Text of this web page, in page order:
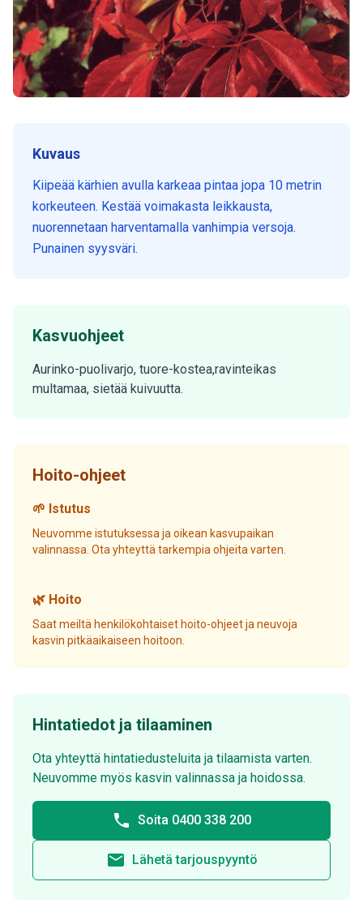
Kuvaus
Kiipeää kärhien avulla karkeaa pintaa jopa 10 metrin
korkeuteen. Kestää voimakasta leikkausta,
nuorennetaan harventamalla vanhimpia versoja.
Punainen syysväri.
Kasvuohjeet
Aurinko-puolivarjo, tuore-kostea,ravinteikas
multamaa, sietää kuivuutta.
Hoito-ohjeet
🌱 Istutus
Neuvomme istutuksessa ja oikean kasvupaikan
valinnassa. Ota yhteyttä tarkempia ohjeita varten.
🌿 Hoito
Saat meiltä henkilökohtaiset hoito-ohjeet ja neuvoja
kasvin pitkäaikaiseen hoitoon.
Hintatiedot ja tilaaminen
Ota yhteyttä hintatiedusteluita ja tilaamista varten.
Neuvomme myös kasvin valinnassa ja hoidossa.
phone Soita 0400 338 200
email Lähetä tarjouspyyntö